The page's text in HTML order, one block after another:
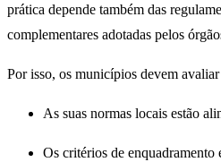
prática depende também das
complementares adotadas pelos
Por isso, os municípios devem avaliar
As suas normas locais estão
Os critérios de enquadramento